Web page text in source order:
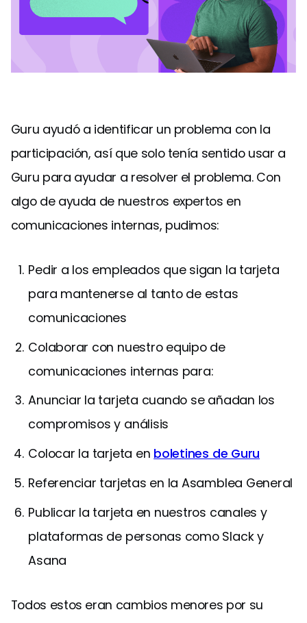
Guru ayudó a identificar un problema con la
participación, así que solo tenía sentido usar a
Guru para ayudar a resolver el problema. Con
algo de ayuda de nuestros expertos en
comunicaciones internas, pudimos:
Pedir a los empleados que sigan la tarjeta
para mantenerse al tanto de estas
comunicaciones
Colaborar con nuestro equipo de
comunicaciones internas para:
Anunciar la tarjeta cuando se añadan los
compromisos y análisis
Colocar la tarjeta en boletines de Guru
Referenciar tarjetas en la Asamblea General
Publicar la tarjeta en nuestros canales y
plataformas de personas como Slack y
Asana
Todos estos eran cambios menores por su